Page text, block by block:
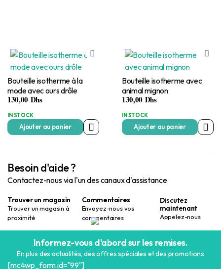
Bouteille isotherme à la
mode avec ours drôle
130,00 Dhs
IN STOCK
Ajouter au panier
Bouteille isotherme avec
animal mignon
130,00 Dhs
IN STOCK
Ajouter au panier
Besoin d'aide ?
Contactez-nous via l'un des canaux d'assistance
Trouver un magasin
Trouver un magasin à
proximité
Commentaires
Envoyez-nous vos
commentaires
Discutez
maintenant
Appelez-nous
Informez-vous d'abord sur les remises.
En plus des actualités, des offres spéciales et des promotions
[mc4wp_form id="99"]